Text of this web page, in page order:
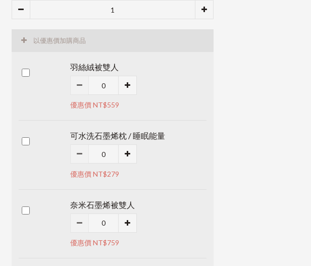
以優惠價加購商品
羽絲絨被雙人
優惠價 NT$559
可水洗石墨烯枕 / 睡眠能量
優惠價 NT$279
奈米石墨烯被雙人
優惠價 NT$759